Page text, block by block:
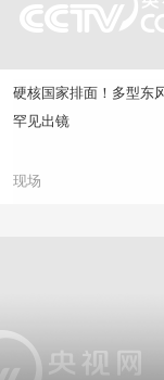
硬核国家排面！多型东
罕见出镜
现场